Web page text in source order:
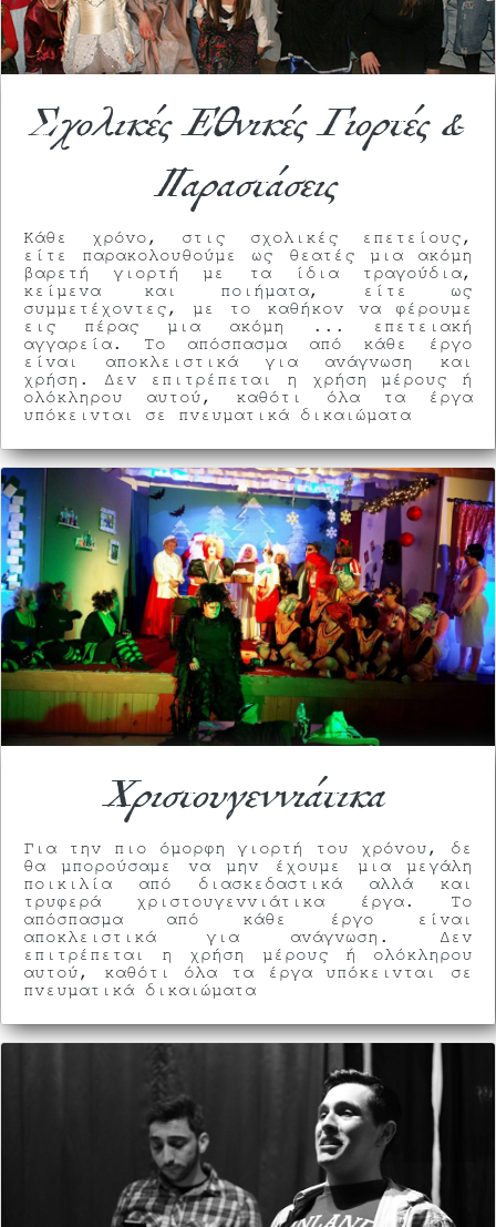
Σχολικές Εθνικές Γιορτές &
Παραστάσεις
Κάθε χρόνο, στις σχολικές επετείους,
είτε παρακολουθούμε ως θεατές μια ακόμη
βαρετή γιορτή με τα ίδια τραγούδια,
κείμενα και ποιήματα, είτε ως
συμμετέχοντες, με το καθήκον να φέρουμε
εις πέρας μια ακόμη ... επετειακή
αγγαρεία. Το απόσπασμα από κάθε έργο
είναι αποκλειστικά για ανάγνωση και
χρήση. Δεν επιτρέπεται η χρήση μέρους ή
ολόκληρου αυτού, καθότι όλα τα έργα
υπόκεινται σε πνευματικά δικαιώματα
Χριστουγεννιάτικα
Για την πιο όμορφη γιορτή του χρόνου, δε
θα μπορούσαμε να μην έχουμε μια μεγάλη
ποικιλία από διασκεδαστικά αλλά και
τρυφερά χριστουγεννιάτικα έργα. Το
απόσπασμα από κάθε έργο είναι
αποκλειστικά για ανάγνωση. Δεν
επιτρέπεται η χρήση μέρους ή ολόκληρου
αυτού, καθότι όλα τα έργα υπόκεινται σε
πνευματικά δικαιώματα